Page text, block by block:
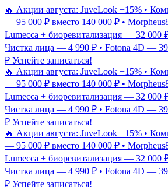
🔥 Акции августа: JuveLook −15% •
— 95 000 ₽ вместо 140 000 ₽ •
Lumecca + биоревитализация — 32 000
Чистка лица — 4 990 ₽ • Fotona 4D —
₽ Успейте записаться!
🔥 Акции августа: JuveLook −15% •
— 95 000 ₽ вместо 140 000 ₽ •
Lumecca + биоревитализация — 32 000
Чистка лица — 4 990 ₽ • Fotona 4D —
₽ Успейте записаться!
🔥 Акции августа: JuveLook −15% •
— 95 000 ₽ вместо 140 000 ₽ •
Lumecca + биоревитализация — 32 000
Чистка лица — 4 990 ₽ • Fotona 4D —
₽ Успейте записаться!